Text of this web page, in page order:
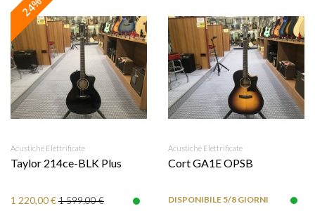
24%
Acustiche Elettrificate
Taylor 214ce-BLK Plus
1 220,00 €1 599,00 €
Acustiche Elettrificate
Cort GA1E OPSB
DISPONIBILE 5/8 GIORNI